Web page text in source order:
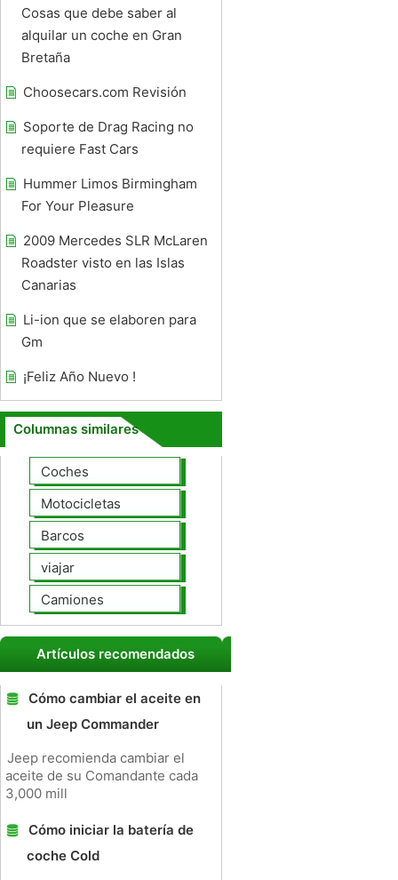
Cosas que debe saber al
alquilar un coche en Gran
Bretaña
Choosecars.com Revisión
Soporte de Drag Racing no
requiere Fast Cars
Hummer Limos Birmingham
For Your Pleasure
2009 Mercedes SLR McLaren
Roadster visto en las Islas
Canarias
Li-ion que se elaboren para
Gm
¡Feliz Año Nuevo !
Columnas similares
Coches
Motocicletas
Barcos
viajar
Camiones
Artículos recomendados
Cómo cambiar el aceite en
un Jeep Commander
Jeep recomienda cambiar el
aceite de su Comandante cada
3,000 mill
Cómo iniciar la batería de
coche Cold